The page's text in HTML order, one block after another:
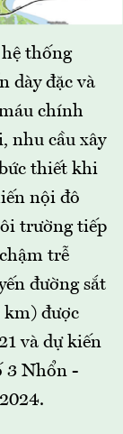
thống
dày đặc và
chính
nhu cầu xây
thiết khi
nội đô
trường tiếp
trễ
đường sắt
được
và dự kiến
3 Nhổn -